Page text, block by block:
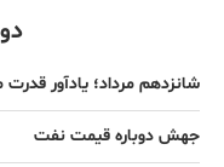
شانزدهم مرداد؛ یادآور
جهش دوباره قیمت نفت